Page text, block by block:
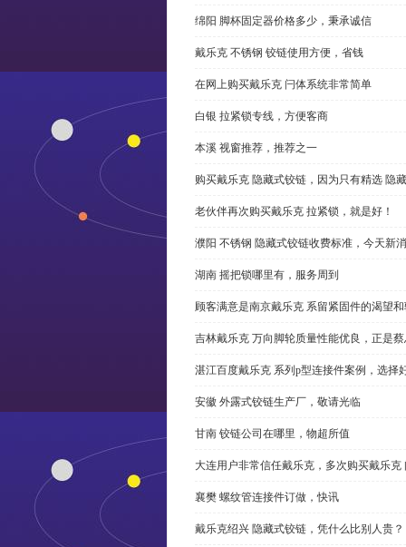
绵阳 脚杯固定器价格多少，秉承诚信
戴乐克 不锈钢 铰链使用方便，省钱
在网上购买戴乐克 闩体系统非常简单
白银 拉紧锁专线，方便客商
本溪 视窗推荐，推荐之一
购买戴乐克 隐藏式铰链，因为只有精选 隐
老伙伴再次购买戴乐克 拉紧锁，就是好！
濮阳 不锈钢 隐藏式铰链收费标准，今天新
湖南 摇把锁哪里有，服务周到
顾客满意是南京戴乐克 系留紧固件的渴望
吉林戴乐克 万向脚轮质量性能优良，正是
湛江百度戴乐克 系列p型连接件案例，选择
安徽 外露式铰链生产厂，敬请光临
甘南 铰链公司在哪里，物超所值
大连用户非常信任戴乐克，多次购买戴乐克
襄樊 螺纹管连接件订做，快讯
戴乐克绍兴 隐藏式铰链，凭什么比别人贵？